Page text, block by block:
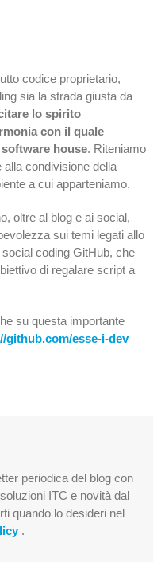
codice proprietario,
sia la strada giusta da
lo spirito
con il quale
house. Riteniamo
condivisione della
a cui apparteniamo.
oltre al blog e ai social,
sui temi legati allo
coding GitHub, che
di regalare script a
su questa importante
github.com/esse-i-dev
periodica del blog con
ITC e novità dal
quando lo desideri nel
.